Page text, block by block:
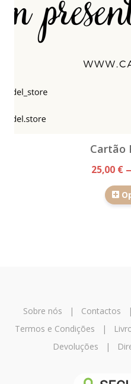
Cartão
25,00 €
Sobre nós | Contactos
Termos e Condições |
Devoluções |